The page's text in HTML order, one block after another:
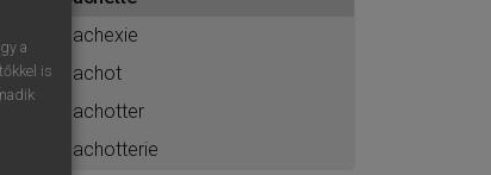
cachexie
cachot
cachotter
cachotterie
a
is